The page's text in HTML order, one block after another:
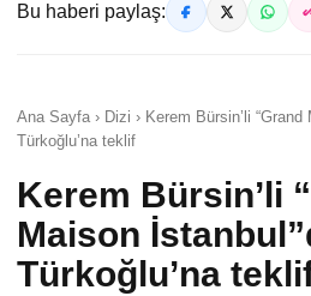
Bu haberi paylaş:
Ana Sayfa › Dizi › Kerem Bürsin’li “Grand
Türkoğlu’na teklif
Kerem Bürsin’li
Maison
Türkoğlu’na